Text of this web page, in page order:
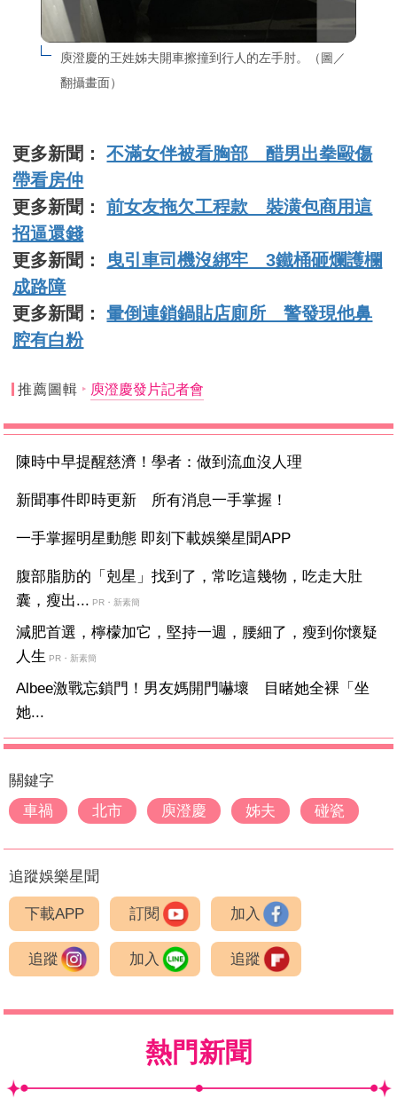
庾澄慶的王姓姊夫開車擦撞到行人的左手肘。（圖／
翻攝畫面）
更多新聞：不滿女伴被看胸部 醋男出拳毆傷
帶看房仲
更多新聞：前女友拖欠工程款 裝潢包商用這
招逼還錢
更多新聞：
曳引車司機沒綁牢 3鐵桶砸爛護欄
成路障
更多新聞：暈倒連鎖鍋貼店廁所 警發現他鼻
腔有白粉
推薦圖輯 庾澄慶發片記者會
陳時中早提醒慈濟！學者：做到流血沒人理
新聞事件即時更新 所有消息一手掌握！
一手掌握明星動態 即刻下載娛樂星聞APP
腹部脂肪的「剋星」找到了，常吃這幾物，吃走大肚
囊，瘦出... PR・新素簡
減肥首選，檸檬加它，堅持一週，腰細了，瘦到你懷疑
人生 PR・新素簡
Albee激戰忘鎖門！男友媽開門嚇壞 目睹她全裸「坐
她...
關鍵字
車禍
北市 庾澄慶 姊夫 碰瓷
追蹤娛樂星聞
下載APP 訂閱 加入
追蹤 加入 追蹤
熱門新聞